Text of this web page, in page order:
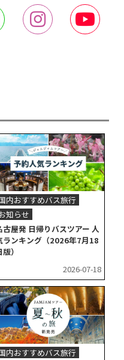
内おすすめバス旅行
知らせ
古屋発 日帰りバスツアー 人
ランキング（2026年7月18
版）
2026-07-18
内おすすめバス旅行